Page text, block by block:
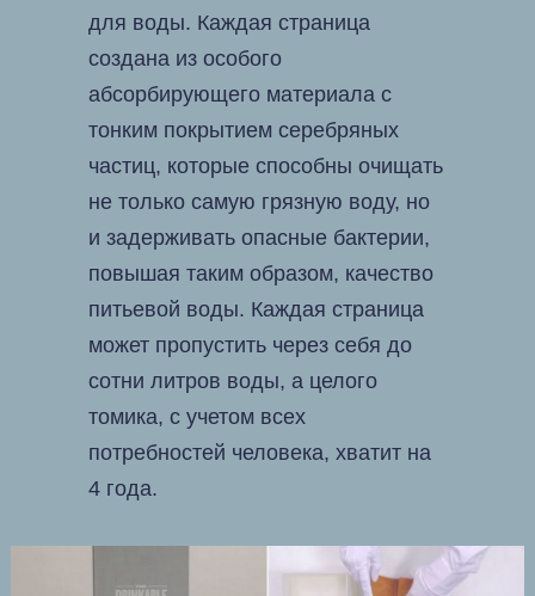
для воды. Каждая страница
создана из особого
абсорбирующего материала с
тонким покрытием серебряных
частиц, которые способны очищать
не только самую грязную воду, но
и задерживать опасные бактерии,
повышая таким образом, качество
питьевой воды. Каждая страница
может пропустить через себя до
сотни литров воды, а целого
томика, с учетом всех
потребностей человека, хватит на
4 года.